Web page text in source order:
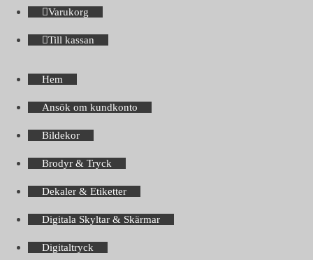
Varukorg
Till kassan
Hem
Ansök om kundkonto
Bildekor
Brodyr & Tryck
Dekaler & Etiketter
Digitala Skyltar & Skärmar
Digitaltryck